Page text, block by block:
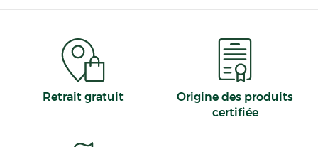
Retrait gratuit
Origine des produits
certifiée